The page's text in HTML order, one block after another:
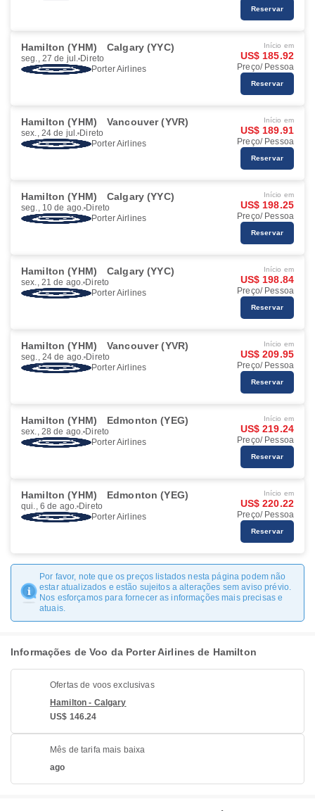
Reservar
Hamilton (YHM) Calgary (YYC)
seg., 27 de jul. Direto
Porter Airlines
Início em
US$ 185.92
Preço/ Pessoa
Reservar
Hamilton (YHM) Vancouver (YVR)
sex., 24 de jul. Direto
Porter Airlines
Início em
US$ 189.91
Preço/ Pessoa
Reservar
Hamilton (YHM) Calgary (YYC)
seg., 10 de ago. Direto
Porter Airlines
Início em
US$ 198.25
Preço/ Pessoa
Reservar
Hamilton (YHM) Calgary (YYC)
sex., 21 de ago. Direto
Porter Airlines
Início em
US$ 198.84
Preço/ Pessoa
Reservar
Hamilton (YHM) Vancouver (YVR)
seg., 24 de ago. Direto
Porter Airlines
Início em
US$ 209.95
Preço/ Pessoa
Reservar
Hamilton (YHM) Edmonton (YEG)
sex., 28 de ago. Direto
Porter Airlines
Início em
US$ 219.24
Preço/ Pessoa
Reservar
Hamilton (YHM) Edmonton (YEG)
qui., 6 de ago. Direto
Porter Airlines
Início em
US$ 220.22
Preço/ Pessoa
Reservar
Por favor, note que os preços listados nesta página podem não
estar atualizados e estão sujeitos a alterações sem aviso prévio.
Nos esforçamos para fornecer as informações mais precisas e
atuais.
Informações de Voo da Porter Airlines de Hamilton
Ofertas de voos exclusivas
Hamilton - Calgary
US$ 146.24
Mês de tarifa mais baixa
ago